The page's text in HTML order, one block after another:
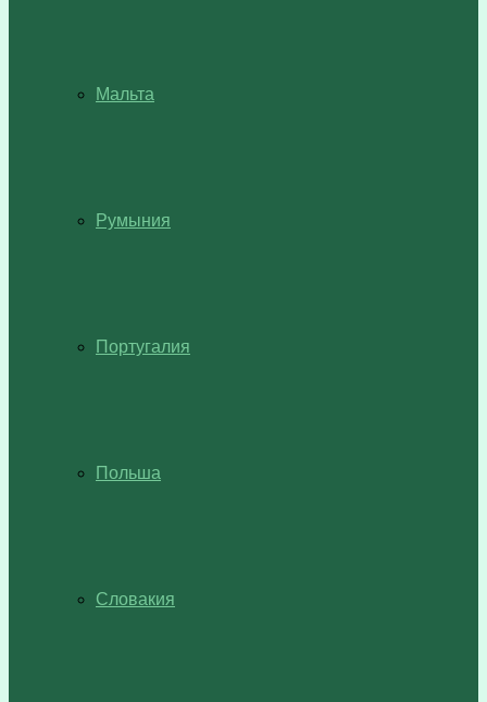
Мальта
Румыния
Португалия
Польша
Словакия